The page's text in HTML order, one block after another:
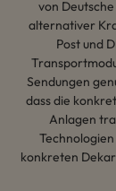
von
alternativer
Post und
Sendungen
dass die
Anlagen
konkreten